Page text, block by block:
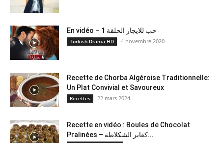
En vidéo – حب للايجار الحلقة 1
Turkish Drama HD 4 novembre 2020
Recette de Chorba Algéroise Traditionnelle:
Un Plat Convivial et Savoureux
Recettes 22 mars 2024
Recette en vidéo : Boules de Chocolat
Pralinées – كعابر الشكلاطة...